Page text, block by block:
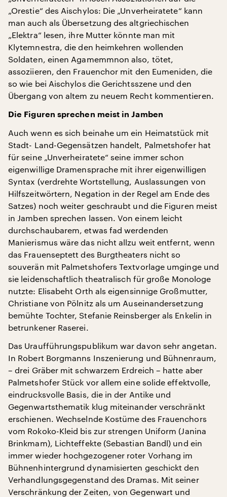
„Orestie“ des Aischylos: Die „Unverheiratete“ kann
man auch als Übersetzung des altgriechischen
„Elektra“ lesen, ihre Mutter könnte man mit
Klytemnestra, die den heimkehren wollenden
Soldaten, einen Agamemmnon also, tötet,
assoziieren, den Frauenchor mit den Eumeniden, die
so wie bei Aischylos die Gerichtsszene und den
Übergang von altem zu neuem Recht kommentieren.
Die Figuren sprechen meist in Jamben
Auch wenn es sich beinahe um ein Heimatstück mit
Stadt- Land-Gegensätzen handelt, Palmetshofer hat
für seine „Unverheiratete“ seine immer schon
eigenwillige Dramensprache mit ihrer eigenwilligen
Syntax (verdrehte Wortstellung, Auslassungen von
Hilfszeitwörtern, Negation in der Regel am Ende des
Satzes) noch weiter geschraubt und die Figuren meist
in Jamben sprechen lassen. Von einem leicht
durchschaubarem, etwas fad werdenden
Manierismus wäre das nicht allzu weit entfernt, wenn
das Frauenseptett des Burgtheaters nicht so
souverän mit Palmetshofers Textvorlage umginge und
sie leidenschaftlich theatralisch für große Monologe
nutzte: Elisabeht Orth als eigensinnige Großmutter,
Christiane von Pölnitz als um Auseinandersetzung
bemühte Tochter, Stefanie Reinsberger als Enkelin in
betrunkener Raserei.
Das Uraufführungspublikum war davon sehr angetan.
In Robert Borgmanns Inszenierung und Bühnenraum,
– drei Gräber mit schwarzem Erdreich – hatte aber
Palmetshofer Stück vor allem eine solide effektvolle,
eindrucksvolle Basis, die in der Antike und
Gegenwartsthematik klug miteinander verschränkt
erschienen. Wechselnde Kostüme des Frauenchors
vom Rokoko-Kleid bis zur strengen Uniform (Janina
Brinkmam), Lichteffekte (Sebastian Bandl) und ein
immer wieder hochgezogener roter Vorhang im
Bühnenhintergrund dynamisierten geschickt den
Verhandlungsgegenstand des Dramas. Mit seiner
Verschränkung der Zeiten, von Gegenwart und